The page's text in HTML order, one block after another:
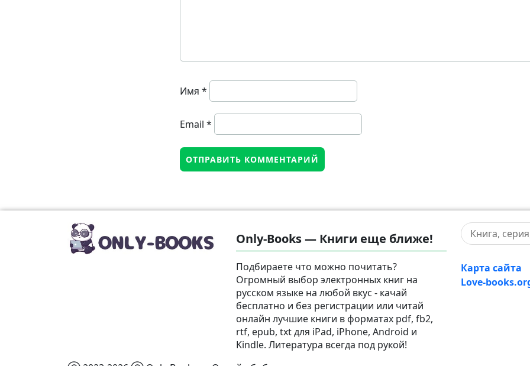
Имя *
Email *
Only-Books — Книги еще ближе!
Подбираете что можно почитать?
Огромный выбор электронных книг на
русском языке на любой вкус - качай
бесплатно и без регистрации или читай
онлайн лучшие книги в форматах pdf, fb2,
rtf, epub, txt для iPad, iPhone, Android и
Kindle. Литература всегда под рукой!
Карта сайта
Love-